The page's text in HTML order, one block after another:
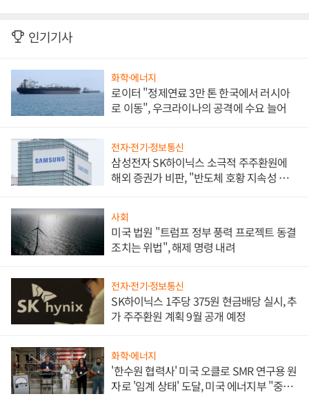
인기기사
화학·에너지
로이터 "정제연료 3만 톤 한국에서 러시아
로 이동", 우크라이나의 공격에 수요 늘어
전자·전기·정보통신
삼성전자 SK하이닉스 소극적 주주환원에
해외 증권가 비판, "반도체 호황 지속성 의
사회
미국 법원 "트럼프 정부 풍력 프로젝트 동결
조치는 위법", 해제 명령 내려
전자·전기·정보통신
SK하이닉스 1주당 375원 현금배당 실시, 추
가 주주환원 계획 9월 공개 예정
화학·에너지
'한수원 협력사' 미국 오클로 SMR 연구용 원
자로 '임계 상태' 도달, 미국 에너지부 "중요